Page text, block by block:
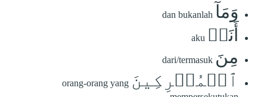
وَمَآ dan bukanlah
أَنَا۠ aku
مِنَ dari/termasuk
ٱلۡمُشۡرِكِينَ orang-orang yang